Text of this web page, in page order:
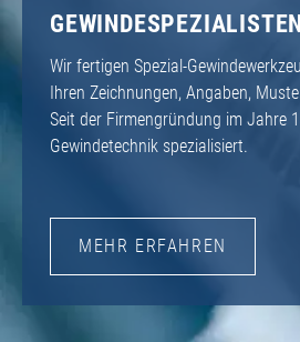
Wir fertigen Spezial-
Ihren Zeichnungen, Angaben,
Seit der Firmengründung im Jahre
Gewindetechnik spezialisiert.
MEHR ERFAHREN